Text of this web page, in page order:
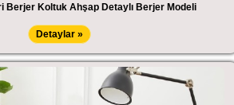
Berjer Koltuk Ahşap Detaylı Berjer Modeli
Detaylar »